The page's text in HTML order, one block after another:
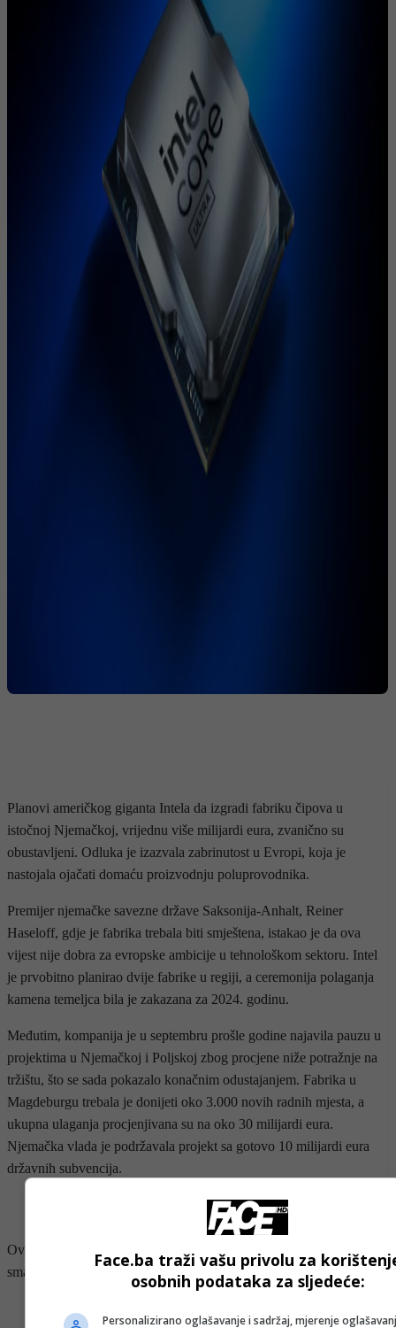
Planovi američkog giganta Intela da izgradi fabriku čipova u
istočnoj Njemačkoj, vrijednu više milijardi eura, zvanično su
obustavljeni. Odluka je izazvala zabrinutost u Evropi, koja je
nastojala ojačati domaću proizvodnju poluprovodnika.
Premijer njemačke savezne države Saksonija-Anhalt, Reiner
Haseloff, gdje je fabrika trebala biti smještena, istakao je da ova
vijest nije dobra za evropske ambicije u tehnološkom sektoru. Intel
je prvobitno planirao dvije fabrike u regiji, a ceremonija polaganja
kamena temeljca bila je zakazana za 2024. godinu.
Međutim, kompanija je u septembru prošle godine najavila pauzu u
projektima u Njemačkoj i Poljskoj zbog procjene niže potražnje na
tržištu, što se sada pokazalo konačnim odustajanjem. Fabrika u
Magdeburgu trebala je donijeti oko 3.000 novih radnih mjesta, a
ukupna ulaganja procjenjivana su na oko 30 milijardi eura.
Njemačka vlada je podržavala projekt sa gotovo 10 milijardi eura
državnih subvencija.
- OGLAS -
Ova odluka predstavlja veliki izazov za evropske nastojanja da
smanje zavisnost od uvoza i razviju vlastitu tehnološku nezavisnost.
Face.ba traži vašu privolu za
osobnih podataka za sljedeće:
Personalizirano oglašavanje i sadržaj, mjerenje